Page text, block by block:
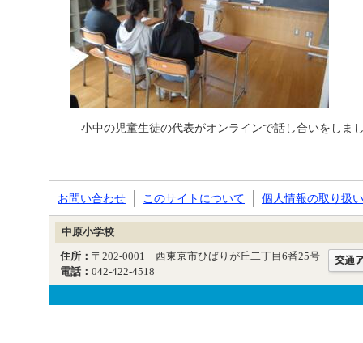
小中の児童生徒の代表がオンラインで話し合いをしま
お問い合わせ このサイトについて 個人情報の取り扱い
中原小学校
住所： 〒202-0001 西東京市ひばりが丘二丁目6番25号
電話： 042-422-4518